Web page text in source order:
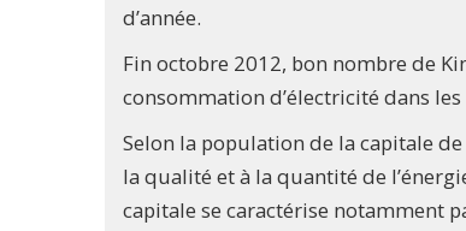
d’année.
Fin octobre 2012, bon nombre de
consommation d’électricité dans les
Selon la population de la capitale
la qualité et à la quantité de
capitale se caractérise notamment